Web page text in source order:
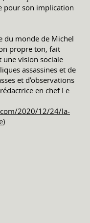
pour son implication
du monde de Michel
propre ton, fait
une vision sociale
assassines et de
et d’observations
en chef Le
2020/12/24/la-
)